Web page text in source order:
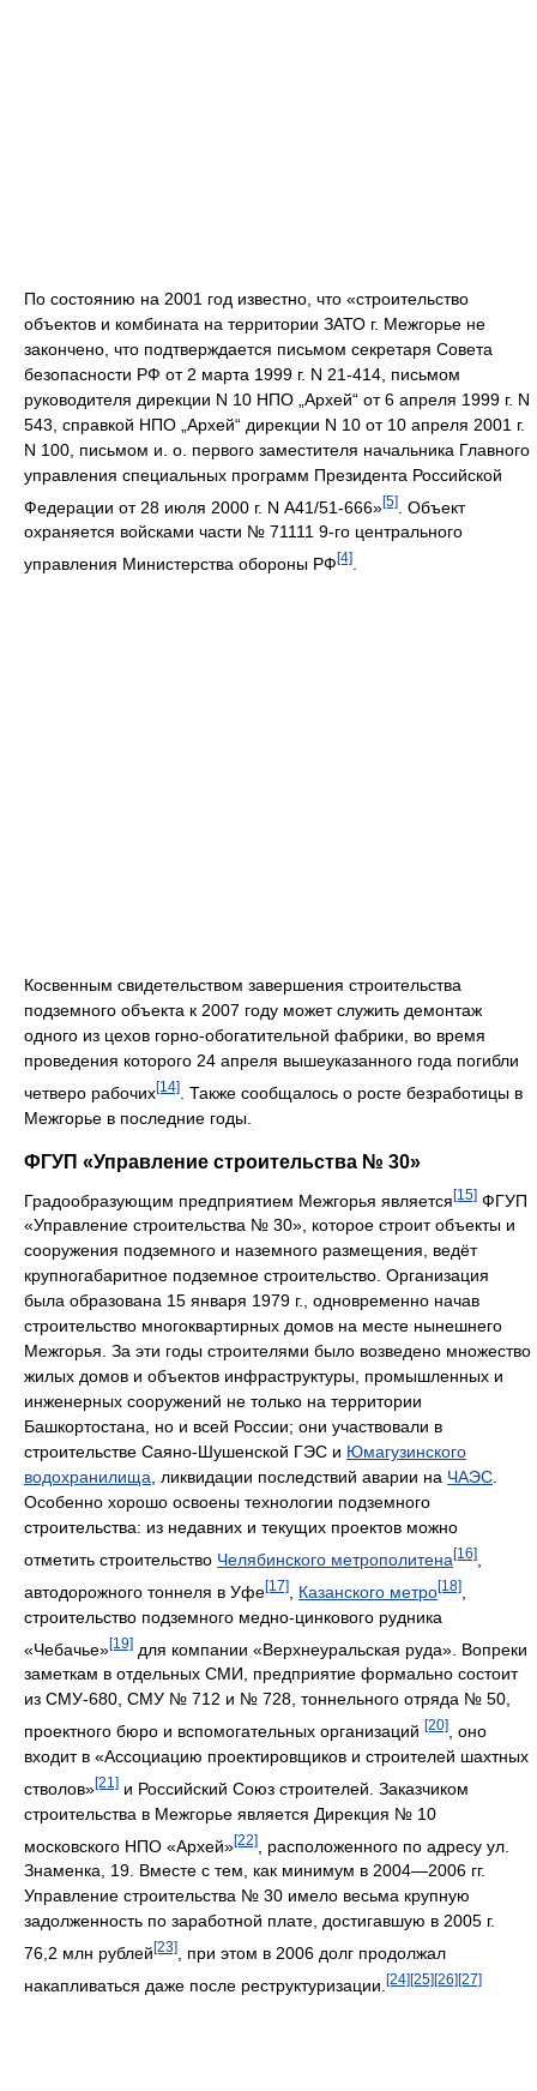
По состоянию на 2001 год известно, что «строительство
объектов и комбината на территории ЗАТО г. Межгорье не
закончено, что подтверждается письмом секретаря Совета
безопасности РФ от 2 марта 1999 г. N 21-414, письмом
руководителя дирекции N 10 НПО „Архей“ от 6 апреля 1999 г. N
543, справкой НПО „Архей“ дирекции N 10 от 10 апреля 2001 г.
N 100, письмом и. о. первого заместителя начальника Главного
управления специальных программ Президента Российской
Федерации от 28 июля 2000 г. N А41/51-666»[5]
. Объект
охраняется войсками части № 71111 9-го центрального
управления Министерства обороны РФ [4]
Косвенным свидетельством завершения строительства
подземного объекта к 2007 году может служить демонтаж
одного из цехов горно-обогатительной фабрики, во время
проведения которого 24 апреля вышеуказанного года погибли
четверо рабочих[14]
. Также сообщалось о росте безработицы в
Межгорье в последние годы.
ФГУП «Управление строительства № 30»
Градообразующим предприятием Межгорья является[15] ФГУП
«Управление строительства № 30», которое строит объекты и
сооружения подземного и наземного размещения, ведёт
крупногабаритное подземное строительство. Организация
была образована 15 января 1979 г., одновременно начав
строительство многоквартирных домов на месте нынешнего
Межгорья. За эти годы строителями было возведено множество
жилых домов и объектов инфраструктуры, промышленных и
инженерных сооружений не только на территории
Башкортостана, но и всей России; они участвовали в
строительстве Саяно-Шушенской ГЭС и Юмагузинского
водохранилища, ликвидации последствий аварии на ЧАЭС.
Особенно хорошо освоены технологии подземного
строительства: из недавних и текущих проектов можно
отметить строительство Челябинского метрополитена [16]
автодорожного тоннеля в Уфе[17] Казанского метро[18]
строительство подземного медно-цинкового рудника
«Чебачье»[19] для компании «Верхнеуральская руда». Вопреки
заметкам в отдельных СМИ, предприятие формально состоит
из СМУ-680, СМУ № 712 и № 728, тоннельного отряда № 50,
проектного бюро и вспомогательных организаций [20]
, оно
входит в «Ассоциацию проектировщиков и строителей шахтных
стволов»[21] и Российский Союз строителей. Заказчиком
строительства в Межгорье является Дирекция № 10
московского НПО «Архей»[22]
, расположенного по адресу ул.
Знаменка, 19. Вместе с тем, как минимум в 2004—2006 гг.
Управление строительства № 30 имело весьма крупную
задолженность по заработной плате, достигавшую в 2005 г.
76,2 млн рублей [23]
, при этом в 2006 долг продолжал
накапливаться даже после реструктуризации. [24][25][26][27]